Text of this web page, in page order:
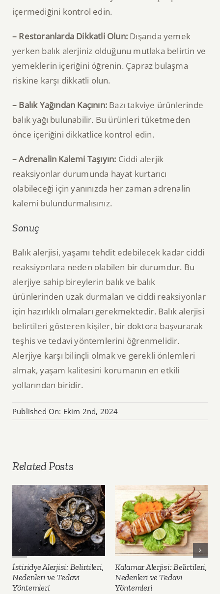
içermediğini kontrol edin.
– Restoranlarda Dikkatli Olun:Dışarıda yemek
yerken balık alerjiniz olduğunu mutlaka belirtin ve
yemeklerin içeriğini öğrenin. Çapraz bulaşma
riskine karşı dikkatli olun.
– Balık Yağından Kaçının:Bazı takviye ürünlerinde
balık yağı bulunabilir. Bu ürünleri tüketmeden
önce içeriğini dikkatlice kontrol edin.
– Adrenalin Kalemi Taşıyın: Ciddi alerjik
reaksiyonlar durumunda hayat kurtarıcı
olabileceği için yanınızda her zaman adrenalin
kalemi bulundurmalısınız.
Sonuç
Balık alerjisi, yaşamı tehdit edebilecek kadar ciddi
reaksiyonlara neden olabilen bir durumdur. Bu
alerjiye sahip bireylerin balık ve balık
ürünlerinden uzak durmaları ve ciddi reaksiyonlar
için hazırlıklı olmaları gerekmektedir. Balık alerjisi
belirtileri gösteren kişiler, bir doktora başvurarak
teşhis ve tedavi yöntemlerini öğrenmelidir.
Alerjiye karşı bilinçli olmak ve gerekli önlemleri
almak, yaşam kalitesini korumanın en etkili
yollarından biridir.
Published On: Ekim 2nd, 2024
Related Posts
İstiridye Alerjisi: Belirtileri,
Nedenleri ve Tedavi
Yöntemleri
Kalamar Alerjisi: Belirtileri,
Nedenleri ve Tedavi
Yöntemleri